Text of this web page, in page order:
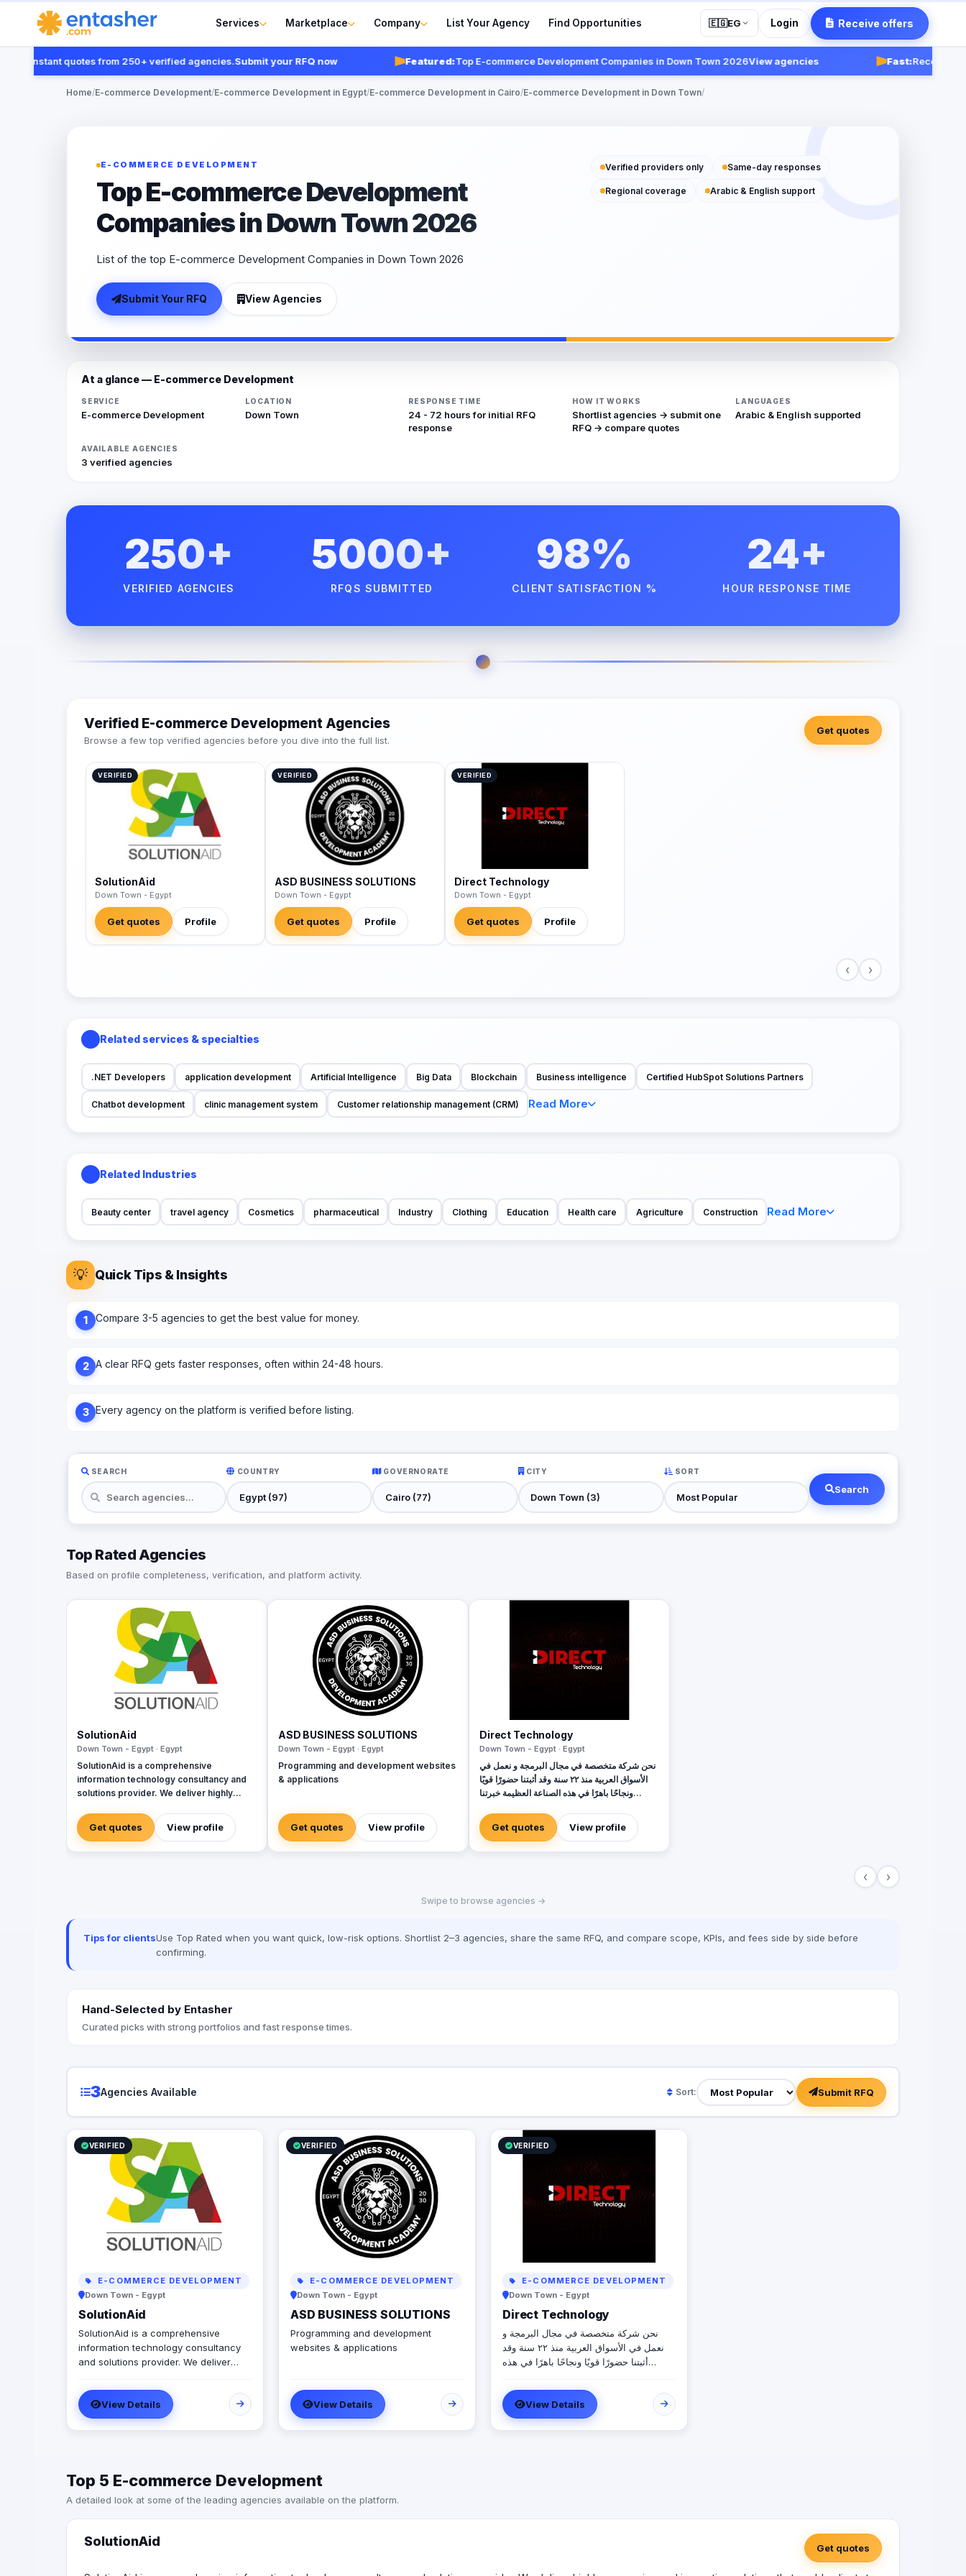
Services Marketplace Company List Your Agency Find Opportunities 🇪🇬EG Login Receive offers
instant quotes from 250+ verified agencies.Submit your RFQ now Featured:Top E-commerce Development Companies in Down Town 2026View agencies Fast:Receive
Home/E-commerce Development/E-commerce Development in Egypt/E-commerce Development in Cairo/E-commerce Development in Down Town/
E-COMMERCE DEVELOPMENT
Top E-commerce Development
Companies in Down Town 2026
List of the top E-commerce Development Companies in Down Town 2026
Submit Your RFQ View Agencies
Verified providers only Same-day responses
Regional coverage Arabic & English support
At a glance — E-commerce Development
SERVICE
E-commerce Development
LOCATION
Down Town
RESPONSE TIME
24 - 72 hours for initial RFQ
response
HOW IT WORKS
Shortlist agencies → submit one
RFQ → compare quotes
LANGUAGES
Arabic & English supported
AVAILABLE AGENCIES
3 verified agencies
250+
VERIFIED AGENCIES
5000+
RFQS SUBMITTED
98%
CLIENT SATISFACTION %
24+
HOUR RESPONSE TIME
Verified E-commerce Development Agencies
Browse a few top verified agencies before you dive into the full list.
Get quotes
VERIFIED
SolutionAid
Down Town - Egypt
Get quotes Profile
VERIFIED
ASD BUSINESS SOLUTIONS
Down Town - Egypt
Get quotes Profile
VERIFIED
Direct Technology
Down Town - Egypt
Get quotes Profile
‹ ›
Related services & specialties
.NET Developers application development Artificial Intelligence Big Data Blockchain Business intelligence Certified HubSpot Solutions Partners
Chatbot development clinic management system Customer relationship management (CRM) Read More
Related Industries
Beauty center travel agency Cosmetics pharmaceutical Industry Clothing Education Health care Agriculture Construction Read More
💡 Quick Tips & Insights
1 Compare 3-5 agencies to get the best value for money.
2 A clear RFQ gets faster responses, often within 24-48 hours.
3 Every agency on the platform is verified before listing.
SEARCH COUNTRY GOVERNORATE CITY SORT
Search
Top Rated Agencies
Based on profile completeness, verification, and platform activity.
SolutionAid
Down Town - Egypt · Egypt
SolutionAid is a comprehensive
information technology consultancy and
solutions provider. We deliver highly
enable clients to align their IT strategy
with their business goals and effectively
address their most critical IT needs.
Get quotes View profile
ASD BUSINESS SOLUTIONS
Down Town - Egypt · Egypt
Programming and development websites
& applications
Get quotes View profile
Direct Technology
Down Town - Egypt · Egypt
نحن شركة متخصصة في مجال البرمجة و نعمل في
الأسواق العربية منذ ٢٢ سنة وقد أثبتنا حضورًا قويًا
ونجاحًا باهرًا في هذه الصناعة العظيمة خبرتنا
وسابقة أعمالنا الناجحة مع مجموعة كبيرة من
العلامات التجارية المعروفة والمشهورة في الأسواق
العربية والعالمية تجعلنا الخيار الأمثل لتلبية
متعددة ، مما يسمح لنا بتنفيذ المشاريع بكفاءة
Get quotes View profile
‹ ›
Swipe to browse agencies →
Tips for clientsUse Top Rated when you want quick, low-risk options. Shortlist 2–3 agencies, share the same RFQ, and compare scope, KPIs, and fees side by side before
confirming.
Hand-Selected by Entasher
Curated picks with strong portfolios and fast response times.
3Agencies Available Sort: Submit RFQ
VERIFIED
E-COMMERCE DEVELOPMENT
Down Town - Egypt
SolutionAid
SolutionAid is a comprehensive
information technology consultancy
and solutions provider. We deliver
solutions that enable clients to align
their IT strategy with their business
goals and effectively address their
most critical IT needs.
View Details
VERIFIED
E-COMMERCE DEVELOPMENT
Down Town - Egypt
ASD BUSINESS SOLUTIONS
Programming and development
websites & applications
View Details
VERIFIED
E-COMMERCE DEVELOPMENT
Down Town - Egypt
Direct Technology
نحن شركة متخصصة في مجال البرمجة و
نعمل في الأسواق العربية منذ ٢٢ سنة وقد
أثبتنا حضورًا قويًا ونجاحًا باهرًا في هذه
في البرمجة والتكنولوجيا ، وسابقة أعمالنا
الناجحة مع مجموعة كبيرة من العلامات
التجارية المعروفة والمشهورة في الأسواق
العربية والعالمية تجعلنا الخيار الأمثل لتلبية
يضمن تلبية متطلبات عملائنا بدقة ووفقًا
View Details
Top 5 E-commerce Development
A detailed look at some of the leading agencies available on the platform.
SolutionAid Get quotes